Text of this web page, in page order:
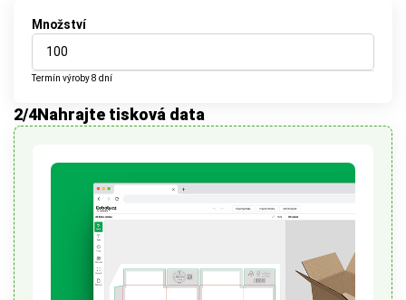
Množství
Termín výroby8 dní
2/4Nahrajte tisková data